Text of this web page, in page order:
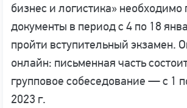
бизнес и логистика» необходимо
документы в период с 4 по 18
пройти вступительный экзамен.
онлайн: письменная часть
групповое собеседование — с 1
2023 г.